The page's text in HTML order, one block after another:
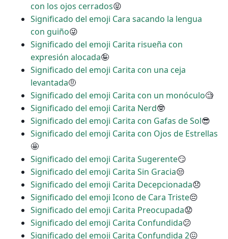
con los ojos cerrados😝
Significado del emoji Cara sacando la lengua
con guiño😜
Significado del emoji Carita risueña con
expresión alocada🤪
Significado del emoji Carita con una ceja
levantada🤨
Significado del emoji Carita con un monóculo🧐
Significado del emoji Carita Nerd🤓
Significado del emoji Carita con Gafas de Sol😎
Significado del emoji Carita con Ojos de Estrellas
🤩
Significado del emoji Carita Sugerente😏
Significado del emoji Carita Sin Gracia😒
Significado del emoji Carita Decepcionada😞
Significado del emoji Icono de Cara Triste😔
Significado del emoji Carita Preocupada😟
Significado del emoji Carita Confundida😕
Significado del emoji Carita Confundida 2😖